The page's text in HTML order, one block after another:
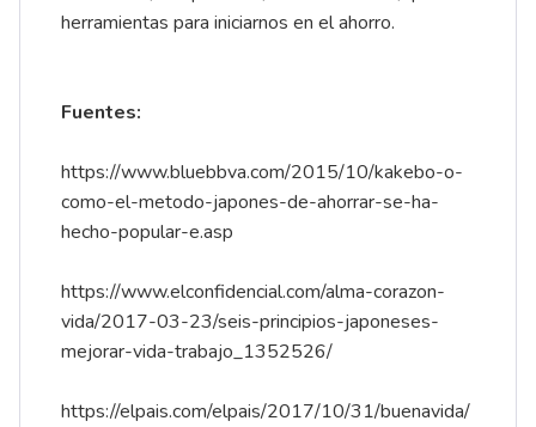
herramientas para iniciarnos en el ahorro.
Fuentes:
https://www.bluebbva.com/2015/10/kakebo-o-
como-el-metodo-japones-de-ahorrar-se-ha-
hecho-popular-e.asp
https://www.elconfidencial.com/alma-corazon-
vida/2017-03-23/seis-principios-japoneses-
mejorar-vida-trabajo_1352526/
https://elpais.com/elpais/2017/10/31/buenavida/